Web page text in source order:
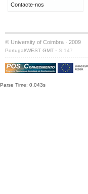
Contacte-nos
© University of Coimbra · 2009
Portugal/WEST GMT · S:147
Parse Time: 0.043s